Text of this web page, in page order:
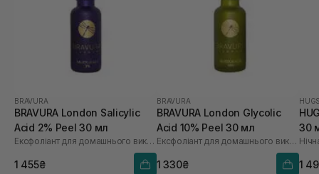
BRAVURA
BRAVURA London Salicylic
Acid 2% Peel 30 мл
Ексфоліант для домашнього використання з саліциловою кислотою 2%
1 455₴
BRAVURA
BRAVURA London Glycolic
Acid 10% Peel 30 мл
Ексфоліант для домашнього використання з 10% гліколевої кислоти
1 330₴
30
1